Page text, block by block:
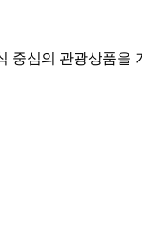
중심의 관광상품을